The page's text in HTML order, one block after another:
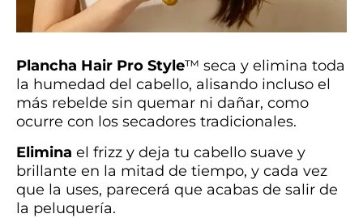
Plancha Hair Pro Style™ seca y elimina toda
la humedad del cabello, alisando incluso el
más rebelde sin quemar ni dañar, como
ocurre con los secadores tradicionales.
Elimina el frizz y deja tu cabello suave y
brillante en la mitad de tiempo, y cada vez
que la uses, parecerá que acabas de salir de
la peluquería.